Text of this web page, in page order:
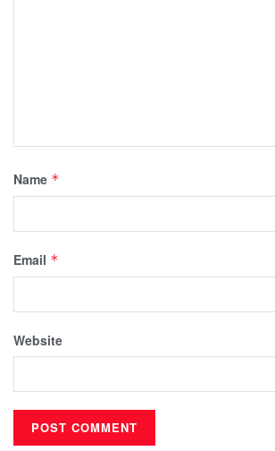
Name *
Email *
Website